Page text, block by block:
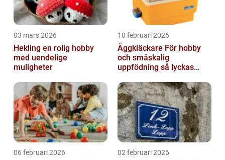
03 mars 2026
Hekling en rolig hobby
med uendelige
muligheter
10 februari 2026
Äggkläckare För hobby
och småskalig
uppfödning så lyckas
06 februari 2026 02 februari 2026